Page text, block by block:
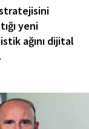
yeni
ağını dijital